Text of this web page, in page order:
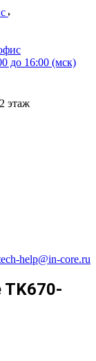
до 16:00 (мск)
этаж
help@in-core.ru
TK670-